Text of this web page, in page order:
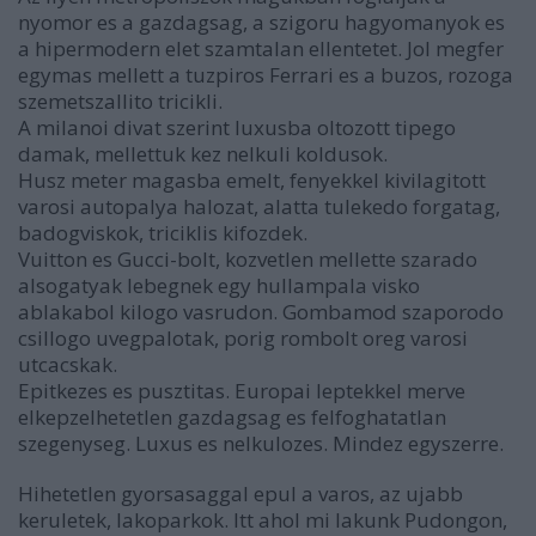
nyomor es a gazdagsag, a szigoru hagyomanyok es
a hipermodern elet szamtalan ellentetet. Jol megfer
egymas mellett a tuzpiros Ferrari es a buzos, rozoga
szemetszallito tricikli.
A milanoi divat szerint luxusba oltozott tipego
damak, mellettuk kez nelkuli koldusok.
Husz meter magasba emelt, fenyekkel kivilagitott
varosi autopalya halozat, alatta tulekedo forgatag,
badogviskok, triciklis kifozdek.
Vuitton es Gucci-bolt, kozvetlen mellette szarado
alsogatyak lebegnek egy hullampala visko
ablakabol kilogo vasrudon. Gombamod szaporodo
csillogo uvegpalotak, porig rombolt oreg varosi
utcacskak.
Epitkezes es pusztitas. Europai leptekkel merve
elkepzelhetetlen gazdagsag es felfoghatatlan
szegenyseg. Luxus es nelkulozes. Mindez egyszerre.
Hihetetlen gyorsasaggal epul a varos, az ujabb
keruletek, lakoparkok. Itt ahol mi lakunk Pudongon,